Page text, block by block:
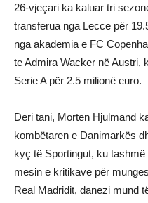
26-vjeçari ka kaluar tri
transferua nga Lecce për
nga akademia e FC
te Admira Wacker në Austri,
Serie A për 2.5 milionë euro.
Deri tani, Morten Hjulmand
kombëtaren e Danimarkës
kyç të Sportingut, ku
mesin e kritikave për
Real Madridit, danezi mund